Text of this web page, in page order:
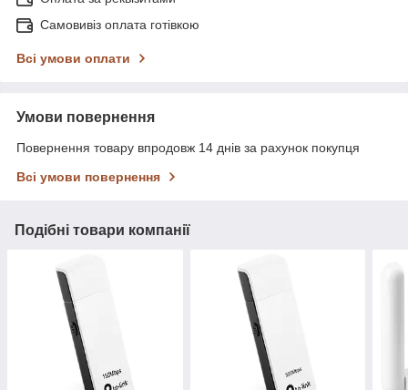
Самовивіз оплата готівкою
Всі умови оплати
Умови повернення
Повернення товару впродовж 14 днів за рахунок покупця
Всі умови повернення
Подібні товари компанії